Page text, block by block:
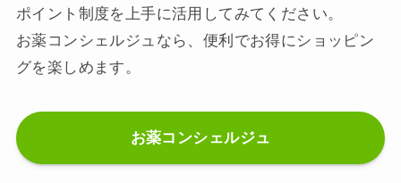
ポイント制度を上手に活用してみてください。
お薬コンシェルジュなら、便利でお得にショッピン
グを楽しめます。
お薬コンシェルジュ